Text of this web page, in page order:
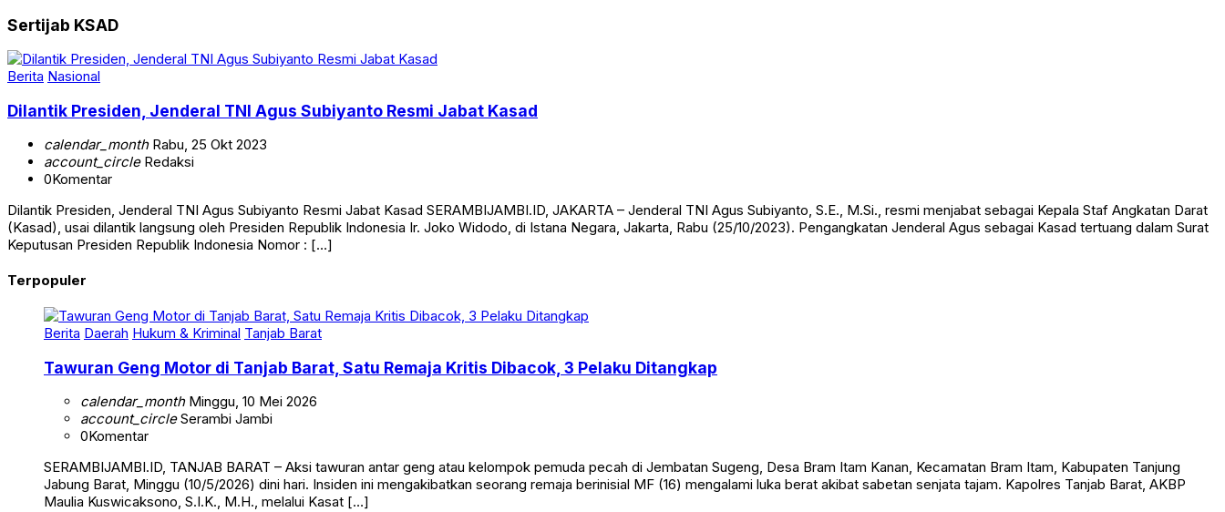
Sertijab KSAD
Berita Nasional
Dilantik Presiden, Jenderal TNI Agus Subiyanto Resmi Jabat Kasad
calendar_monthRabu, 25 Okt 2023
account_circleRedaksi
0Komentar
Dilantik Presiden, Jenderal TNI Agus Subiyanto Resmi Jabat Kasad SERAMBIJAMBI.ID, JAKARTA – Jenderal TNI Agus Subiyanto, S.E., M.Si., resmi menjabat sebagai Kepala Staf Angkatan Darat
(Kasad), usai dilantik langsung oleh Presiden Republik Indonesia Ir. Joko Widodo, di Istana Negara, Jakarta, Rabu (25/10/2023). Pengangkatan Jenderal Agus sebagai Kasad tertuang dalam Surat
Keputusan Presiden Republik Indonesia Nomor : […]
Terpopuler
Berita Daerah Hukum & Kriminal Tanjab Barat
Tawuran Geng Motor di Tanjab Barat, Satu Remaja Kritis Dibacok, 3 Pelaku Ditangkap
calendar_monthMinggu, 10 Mei 2026
account_circleSerambi Jambi
0Komentar
SERAMBIJAMBI.ID, TANJAB BARAT – Aksi tawuran antar geng atau kelompok pemuda pecah di Jembatan Sugeng, Desa Bram Itam Kanan, Kecamatan Bram Itam, Kabupaten Tanjung
Jabung Barat, Minggu (10/5/2026) dini hari. Insiden ini mengakibatkan seorang remaja berinisial MF (16) mengalami luka berat akibat sabetan senjata tajam. Kapolres Tanjab Barat, AKBP
Maulia Kuswicaksono, S.I.K., M.H., melalui Kasat […]